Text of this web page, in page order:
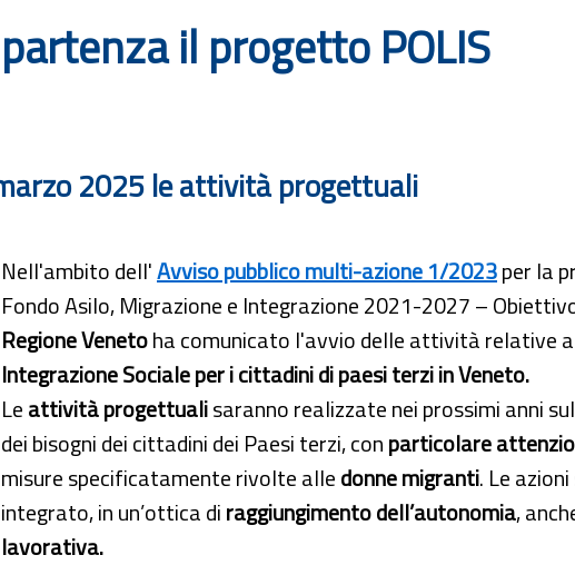
il progetto POLIS
2025 le attività progettuali
Nell'ambito dell'Avviso pubblico multi-azione 1/2023per la
Fondo Asilo, Migrazione e Integrazione 2021-2027 –
Regione Venetoha comunicato l'avvio delle attività relative
Integrazione Sociale per i cittadini di paesi terzi in Veneto.
Leattività progettualisaranno realizzate nei prossimi anni
dei bisogni dei cittadini dei Paesi terzi, conparticolare
misure specificatamente rivolte alledonne migranti. Le
integrato, in un’ottica diraggiungimento dell’autonomia,
lavorativa.